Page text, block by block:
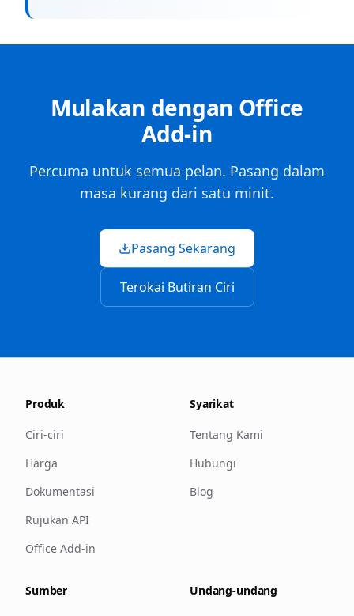
Mulakan dengan Office
Add-in
Percuma untuk semua pelan. Pasang dalam
masa kurang dari satu minit.
Pasang Sekarang
Terokai Butiran Ciri
Produk
Ciri-ciri
Harga
Dokumentasi
Rujukan API
Office Add-in
Syarikat
Tentang Kami
Hubungi
Blog
Sumber Undang-undang